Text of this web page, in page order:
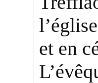
et en